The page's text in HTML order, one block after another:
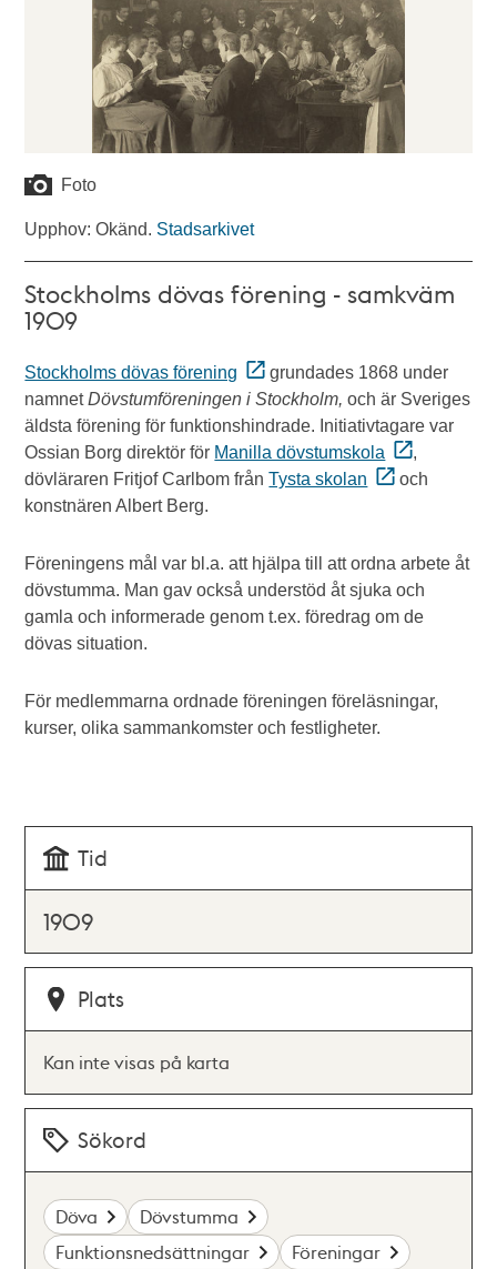
Foto
Upphov: Okänd. Stadsarkivet
Stockholms dövas förening - samkväm
1909
Stockholms dövas förening
grundades 1868 under
namnetDövstumföreningen i Stockholm,och är Sveriges
äldsta förening för funktionshindrade. Initiativtagare var
Ossian Borg direktör för Manilla dövstumskola
,
dövläraren Fritjof Carlbom frånTysta skolan
och
konstnären Albert Berg.
Föreningens mål var bl.a. att hjälpa till att ordna arbete åt
dövstumma. Man gav också understöd åt sjuka och
gamla och informerade genom t.ex. föredrag om de
dövas situation.
För medlemmarna ordnade föreningen föreläsningar,
kurser, olika sammankomster och festligheter.
Tid
1909
Plats
Kan inte visas på karta
Sökord
Döva
Dövstumma
Funktionsnedsättningar
Föreningar